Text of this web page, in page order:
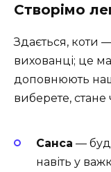
Створімо
Здається, коти
вихованці; це
доповнюють наш
виберете, стане
Санса —
навіть у